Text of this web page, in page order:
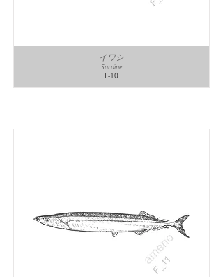
イワシ
F-10
Sardine